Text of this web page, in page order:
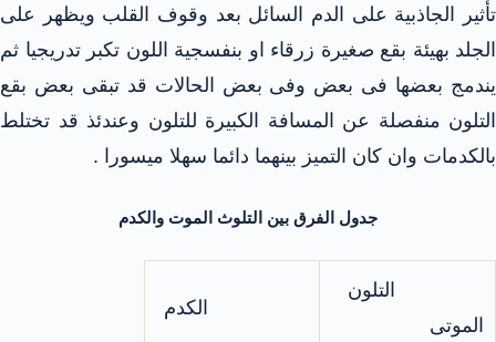
تأثير الجاذبية على الدم السائل بعد وقوف القلب ويظهر على
الجلد بهيئة بقع صغيرة زرقاء او بنفسجية اللون تكبر تدريجيا ثم
يندمج بعضها فى بعض وفى بعض الحالات قد تبقى بعض بقع
التلون منفصلة عن المسافة الكبيرة للتلون وعندئذ قد تختلط
بالكدمات وان كان التميز بينهما دائما سهلا ميسورا .
جدول الفرق بين التلوث الموت والكدم
التلون
الموتى
الكدم